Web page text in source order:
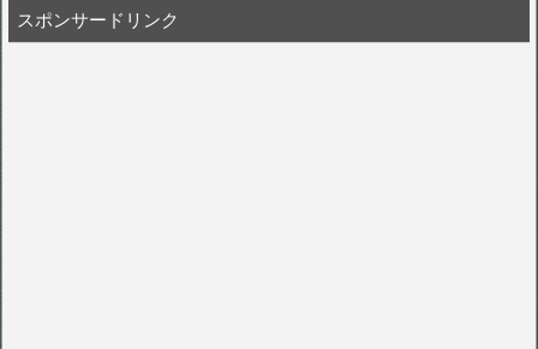
スポンサードリンク